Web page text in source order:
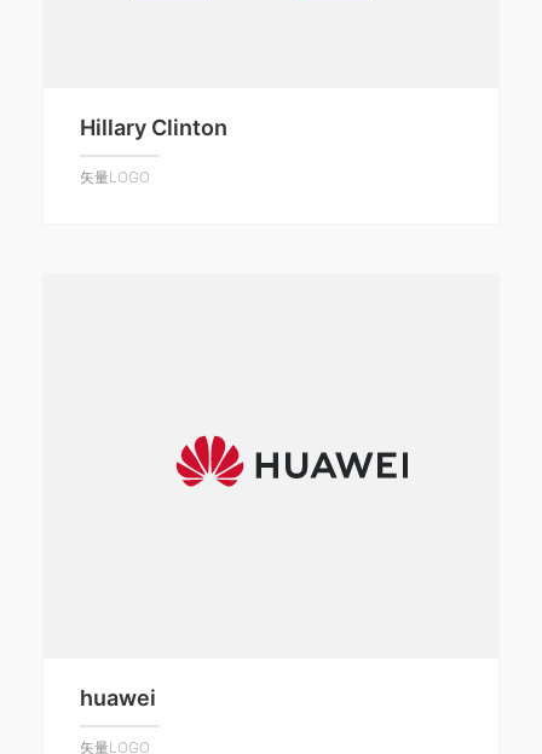
Hillary Clinton
矢量LOGO
huawei
矢量LOGO